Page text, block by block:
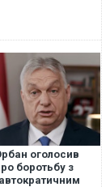
оголосив
боротьбу з